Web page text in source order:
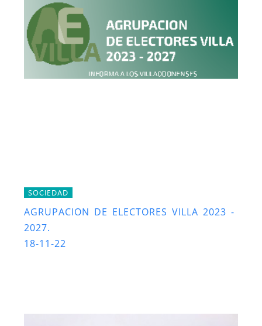
SOCIEDAD
AGRUPACION DE ELECTORES VILLA 2023 -
2027.
18-11-22